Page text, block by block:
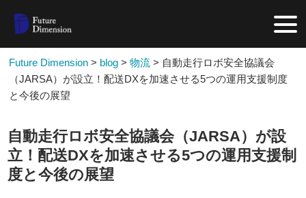
Future Dimension > blog >物流 > 自動走行ロボ安全協議会
（JARSA）が設立！配送DXを加速させる5つの運用支援制度
と今後の展望
自動走行ロボ安全協議会（JARSA）が設
立！配送DXを加速させる5つの運用支援制
度と今後の展望